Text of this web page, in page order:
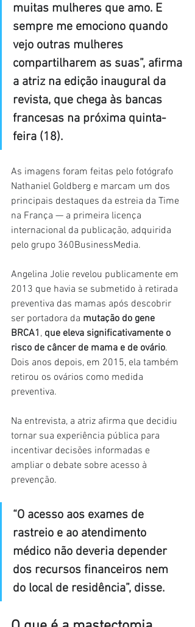
muitas mulheres que amo. E
sempre me emociono quando
vejo outras mulheres
compartilharem as suas”, afirma
a atriz na edição inaugural da
revista, que chega às bancas
francesas na próxima quinta-
feira (18).
As imagens foram feitas pelo fotógrafo
Nathaniel Goldberg e marcam um dos
principais destaques da estreia da Time
na França — a primeira licença
internacional da publicação, adquirida
pelo grupo 360BusinessMedia.
Angelina Jolie revelou publicamente em
2013 que havia se submetido à retirada
preventiva das mamas após descobrir
ser portadora da mutação do gene
BRCA1 , que eleva significativamente o
risco de câncer de mama e de ovário.
Dois anos depois, em 2015, ela também
retirou os ovários como medida
preventiva.
Na entrevista, a atriz afirma que decidiu
tornar sua experiência pública para
incentivar decisões informadas e
ampliar o debate sobre acesso à
prevenção.
“O acesso aos exames de
rastreio e ao atendimento
médico não deveria depender
dos recursos financeiros nem
do local de residência”, disse.